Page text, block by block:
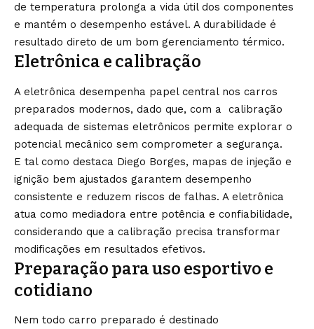
de temperatura prolonga a vida útil dos componentes
e mantém o desempenho estável. A durabilidade é
resultado direto de um bom gerenciamento térmico.
Eletrônica e calibração
A eletrônica desempenha papel central nos carros
preparados modernos, dado que, com a calibração
adequada de sistemas eletrônicos permite explorar o
potencial mecânico sem comprometer a segurança.
E tal como destaca Diego Borges, mapas de injeção e
ignição bem ajustados garantem desempenho
consistente e reduzem riscos de falhas. A eletrônica
atua como mediadora entre potência e confiabilidade,
considerando que a calibração precisa transformar
modificações em resultados efetivos.
Preparação para uso esportivo e
cotidiano
Nem todo carro preparado é destinado